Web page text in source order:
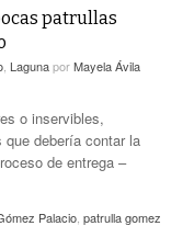
patrullas
LagunaporMayela Ávila
o inservibles,
debería contar la
de entrega –
Palacio patrulla gomez